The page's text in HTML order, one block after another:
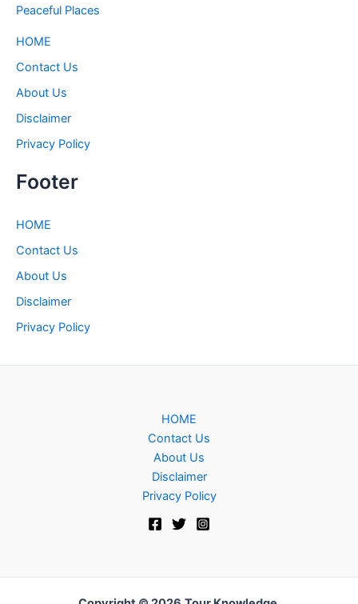
Peaceful Places
HOME
Contact Us
About Us
Disclaimer
Privacy Policy
Footer
HOME
Contact Us
About Us
Disclaimer
Privacy Policy
HOME
Contact Us
About Us
Disclaimer
Privacy Policy